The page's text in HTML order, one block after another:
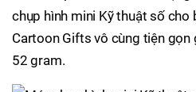
chụp hình mini Kỹ thuật số cho
Cartoon Gifts vô cùng tiện
52 gram.